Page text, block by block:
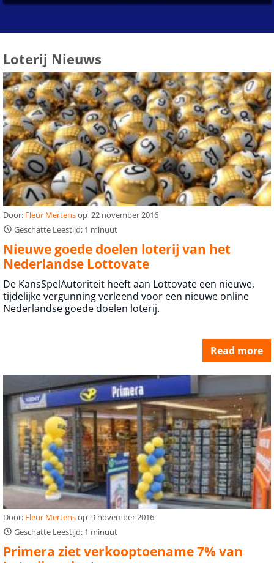
Loterij Nieuws
Door: Fleur Mertensop 22 november 2016
Geschatte Leestijd: 1 minuut
Nieuwe goede doelen loterij van het
Nederlandse Lottovate
De KansSpelAutoriteit heeft aan Lottovate een nieuwe,
tijdelijke vergunning verleend voor een nieuwe online
Nederlandse goede doelen loterij.
Read more
Door: Fleur Mertensop 9 november 2016
Geschatte Leestijd: 1 minuut
Primera ziet verkooptoename 7% van